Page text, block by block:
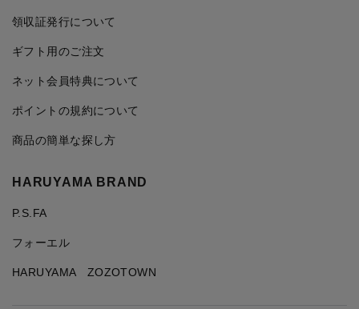
領収証発行について
ギフト用のご注文
ネット会員特典について
ポイントの規約について
商品の簡単な探し方
HARUYAMA BRAND
P.S.FA
フォーエル
HARUYAMA ZOZOTOWN